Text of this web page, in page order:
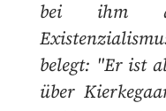
bei ihm
belegt: "Er ist
über